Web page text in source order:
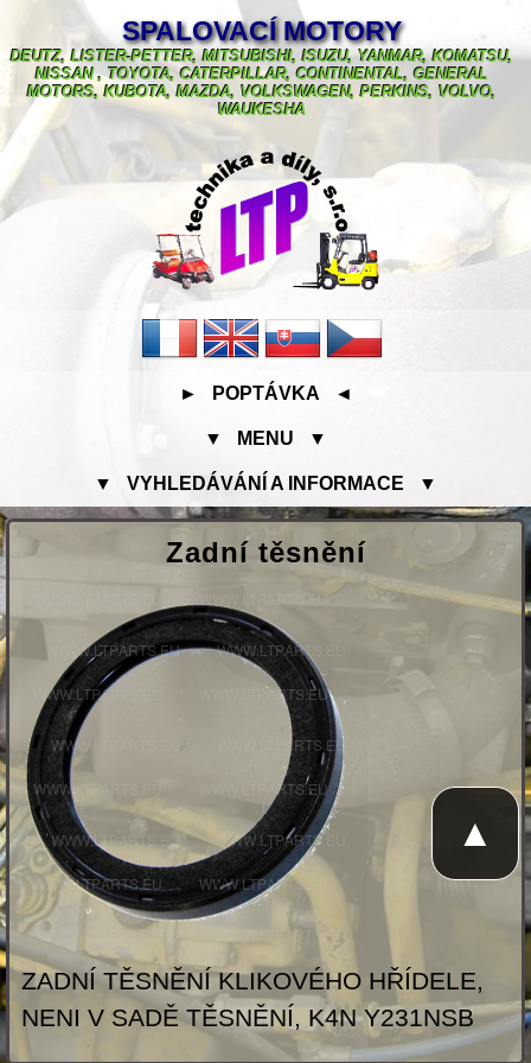
SPALOVACÍ MOTORY
DEUTZ, LISTER-PETTER, MITSUBISHI, ISUZU, YANMAR, KOMATSU,
NISSAN , TOYOTA, CATERPILLAR, CONTINENTAL, GENERAL
MOTORS, KUBOTA, MAZDA, VOLKSWAGEN, PERKINS, VOLVO,
WAUKESHA
► POPTÁVKA ◄
▼ MENU ▼
▼ VYHLEDÁVÁNÍ A INFORMACE ▼
Zadní těsnění
ZADNÍ TĚSNĚNÍ KLIKOVÉHO HŘÍDELE,
NENI V SADĚ TĚSNĚNÍ, K4N Y231NSB
▲